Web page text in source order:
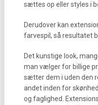
sættes op eller styles i
Derudover kan
farvespil, så resultatet
Det kunstige look,
man vælger for billige
sætter dem i uden den
andet inden for
og faglighed.